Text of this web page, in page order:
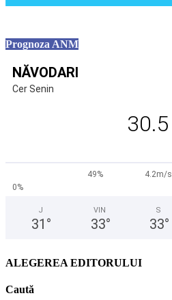
Prognoza ANM
NĂVODARI
Cer Senin
30.5
49%
4.2m/s
0%
J
31 °
VIN
33°
S
33°
ALEGEREA EDITORULUI
Caută